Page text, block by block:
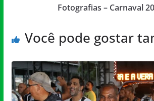
Fotografias – Carnaval
Você pode gostar